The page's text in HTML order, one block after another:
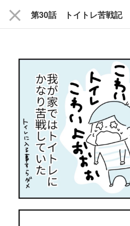
close 第30話 トイトレ苦戦記